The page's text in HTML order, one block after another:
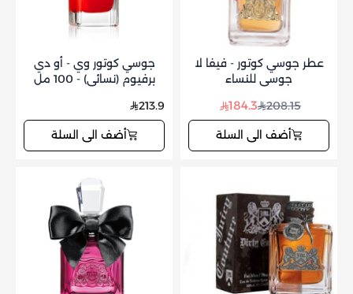
عطر جوسي كوتور - فيفا لا
جوسي للنساء
208.15
184.3
أضف الى السلة
جوسي كوتور وي - أو دي
برفيوم (نسائي) - 100 مل
213.9
أضف الى السلة